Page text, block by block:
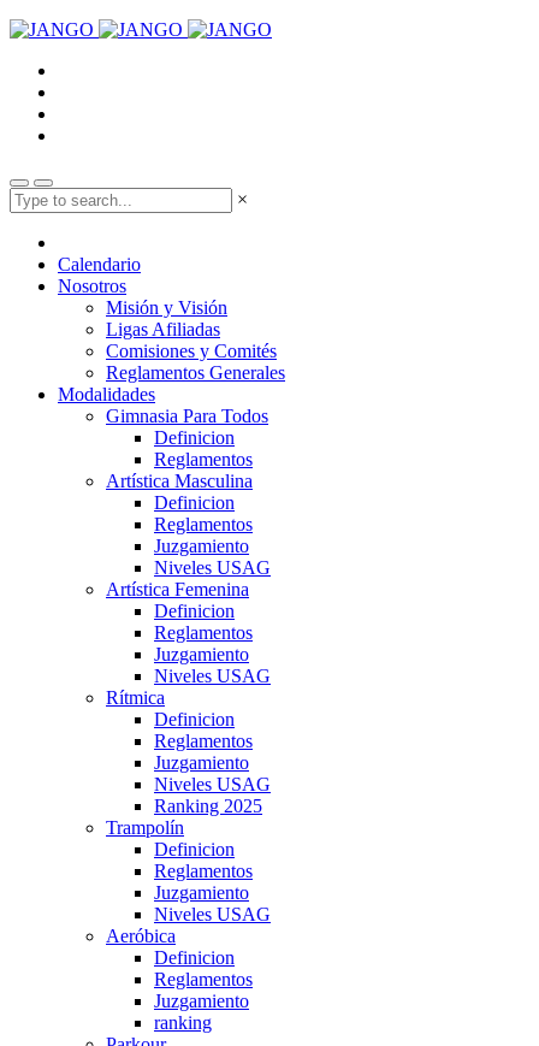
×
Calendario
Nosotros
Misión y Visión
Ligas Afiliadas
Comisiones y Comités
Reglamentos Generales
Modalidades
Gimnasia Para Todos
Definicion
Reglamentos
Artística Masculina
Definicion
Reglamentos
Juzgamiento
Niveles USAG
Artística Femenina
Definicion
Reglamentos
Juzgamiento
Niveles USAG
Rítmica
Definicion
Reglamentos
Juzgamiento
Niveles USAG
Ranking 2025
Trampolín
Definicion
Reglamentos
Juzgamiento
Niveles USAG
Aeróbica
Definicion
Reglamentos
Juzgamiento
ranking